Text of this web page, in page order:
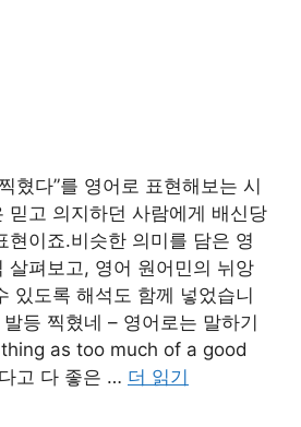
혔다”를 영어로 표현해보는 시
믿고 의지하던 사람에게 배신당
현이죠.비슷한 의미를 담은 영
살펴보고, 영어 원어민의 뉘앙
있도록 해석도 함께 넣었습니
등 찍혔네 – 영어로는 말하기
as too much of a good
다 좋은 … 더 읽기